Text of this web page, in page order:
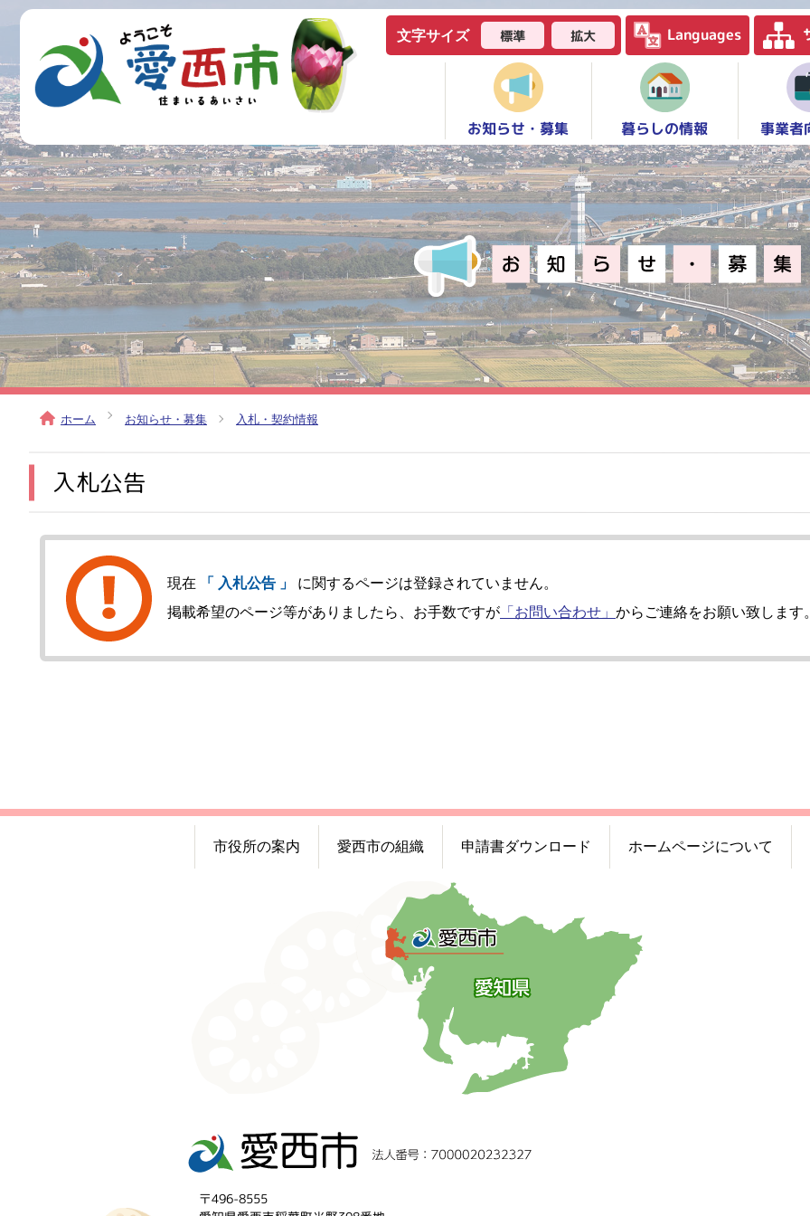
文字サイズ 標準 拡大 Languages
お知らせ・募集 暮らしの情報 事業者
ホーム お知らせ・募集 入札・契約情報
入札公告
現在 「 入札公告 」
に関するページは登録されていません。
掲載希望のページ等がありましたら、お手数ですが 「お問い合わせ」 からご連絡をお願い致します
市役所の案内 愛西市の組織 申請書ダウンロード ホームページについて
〒496-8555